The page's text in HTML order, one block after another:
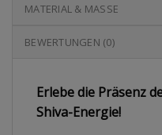
MATERIAL & MASSE
BEWERTUNGEN (0)
Erlebe die Präsenz
Shiva-Energie!